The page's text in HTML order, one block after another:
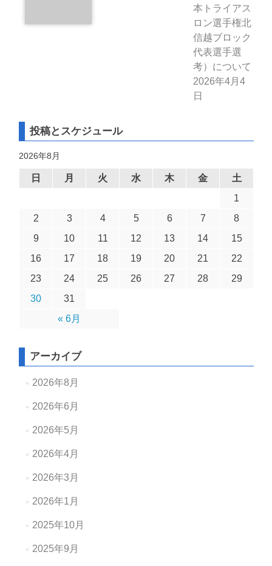
本トライアス
ロン選手権北
信越ブロック
代表選手選
考）について
2026年4月4
日
投稿とスケジュール
2026年8月
日 月 火 水 木 金 土
« 6月
1
2
3 4 5 6 7
8
9
10 11 12 13 14
15
16
17 18 19 20 21
22
23
24 25 26 27 28
29
30
31
アーカイブ
2026年8月
2026年6月
2026年5月
2026年4月
2026年3月
2026年1月
2025年10月
2025年9月